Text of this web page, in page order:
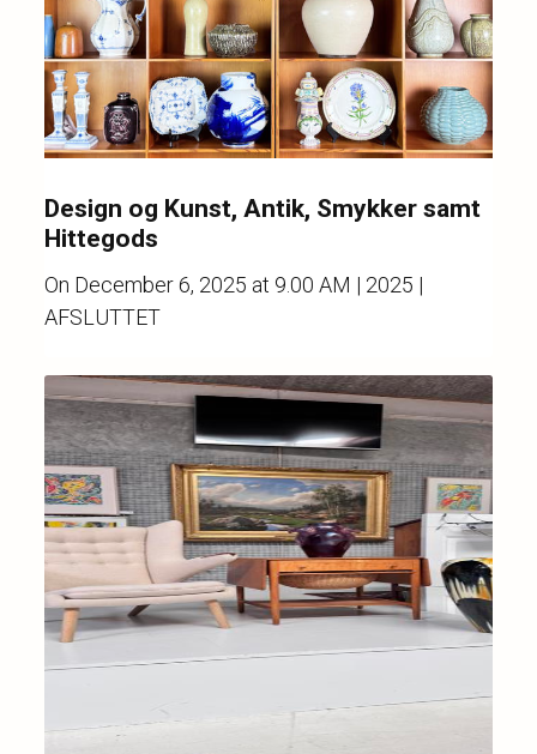
Design og Kunst, Antik, Smykker samt
Hittegods
On December 6, 2025 at 9.00 AM | 2025 |
AFSLUTTET